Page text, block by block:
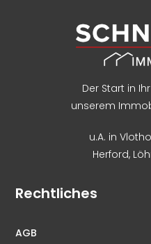
Der Start in
unserem
u.A. in Vlotho
Herford,
Rechtliches
AGB